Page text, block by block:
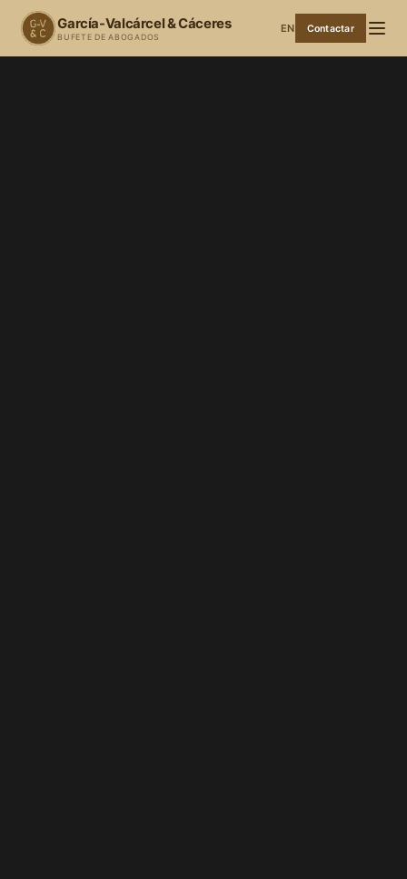
García-Valcárcel & Cáceres
BUFETE DE ABOGADOS
EN Contactar